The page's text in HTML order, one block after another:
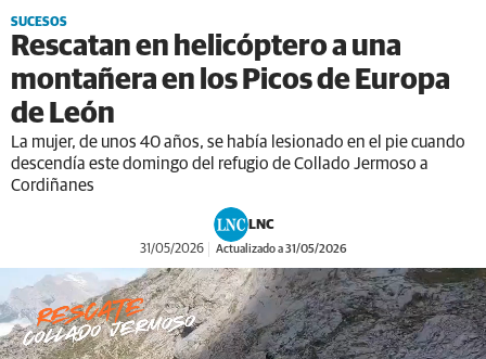
SUCESOS
Rescatan en helicóptero a una
montañera en los Picos de Europa
de León
La mujer, de unos 40 años, se había lesionado en el pie cuando
descendía este domingo del refugio de Collado Jermoso a
Cordiñanes
LNC
31/05/2026 Actualizado a 31/05/2026